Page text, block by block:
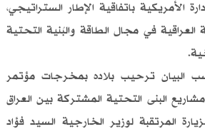
الأمريكية باتفاقية الإطار الستراتيجي،
في مجال الطاقة والبُنية التحتية
البيان ترحيب بلاده بمخرجات مؤتمر
مشاريع البنى التحتية المشتركة بين العراق
المرتقبة لوزير الخارجية السيد فؤاد